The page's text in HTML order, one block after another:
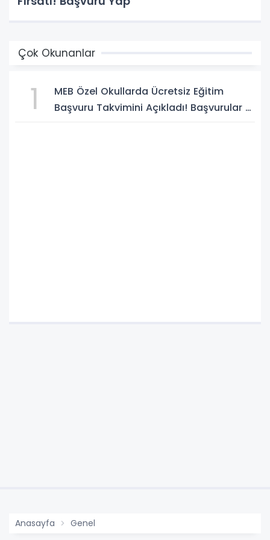
Çok Okunanlar
1
MEB Özel Okullarda Ücretsiz Eğitim
Başvuru Takvimini Açıkladı! Başvurular 5
Anasayfa Genel